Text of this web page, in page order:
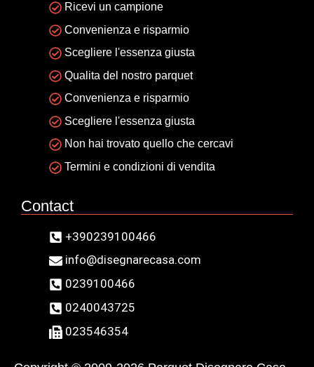
Ricevi un campione
Convenienza e risparmio
Scegliere l'essenza giusta
Qualita del nostro parquet
Convenienza e risparmio
Scegliere l'essenza giusta
Non hai trovato quello che cercavi
Termini e condizioni di vendita
Contact
+390239100466
info@disegnarecasa.com
0239100466
0240043725
023546354